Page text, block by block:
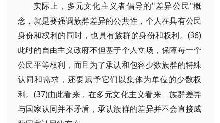
实际上，多元文化主义者倡导的"差异公民"概
念，就是要强调族群差异的公共性，个人在具有公民
身份和权利的同时，也具有族群的身份和权利。(36)
此时的自由主义政府不但基于个人立场，保障每一个
公民平等权利，而且为了承认和包容少数族群的特殊
认同和需求，还要赋予它们以集体为单位的少数权
利。(37)由此看来，在多元文化主义看来，族群差异
与国家认同并不矛盾，承认族群的差异并不会直接威